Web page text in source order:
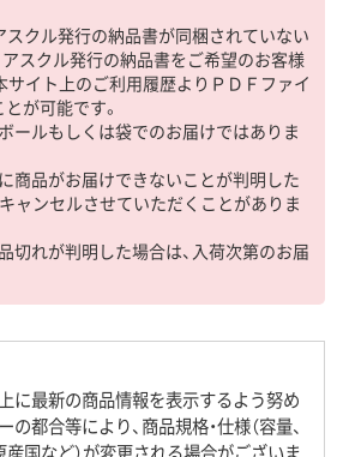
スクル発行の納品書が同梱されていない
スクル発行の納品書をご希望のお客様
サイト上のご利用履歴よりＰＤＦファイ
が可能です。
ールもしくは袋でのお届けではありま
商品がお届けできないことが判明した
ャンセルさせていただくことがありま
切れが判明した場合は、入荷次第のお届
に最新の商品情報を表示するよう努め
都合等により、商品規格・仕様（容量、
産国など）が変更される場合がございま